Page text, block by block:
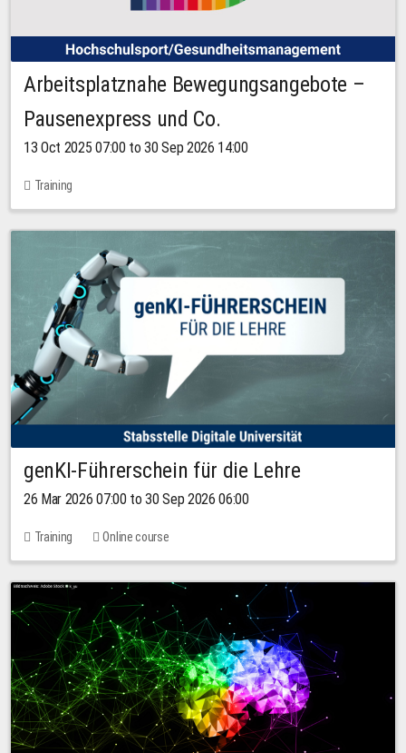
Arbeitsplatznahe Bewegungsangebote –
Pausenexpress und Co.
13 Oct 2025 07:00 to 30 Sep 2026 14:00
Training
genKI-Führerschein für die Lehre
26 Mar 2026 07:00 to 30 Sep 2026 06:00
Training Online course